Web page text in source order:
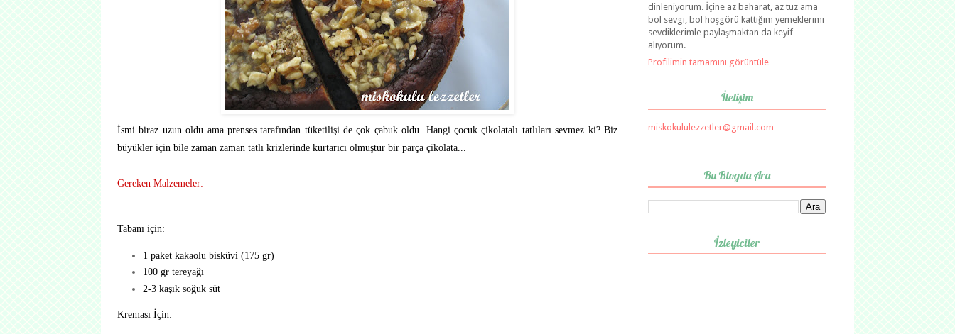
İsmi biraz uzun oldu ama prenses tarafından tüketilişi de çok çabuk oldu. Hangi çocuk çikolatalı tatlıları sevmez ki? Biz
büyükler için bile zaman zaman tatlı krizlerinde kurtarıcı olmuştur bir parça çikolata...
Gereken Malzemeler:
Tabanı için:
1 paket kakaolu bisküvi (175 gr)
100 gr tereyağı
2-3 kaşık soğuk süt
Kreması İçin:
dinleniyorum. İçine az baharat, az tuz ama
bol sevgi, bol hoşgörü kattığım yemeklerimi
sevdiklerimle paylaşmaktan da keyif
alıyorum.
Profilimin tamamını görüntüle
İletişim
miskokululezzetler@gmail.com
Bu Blogda Ara
İzleyiciler